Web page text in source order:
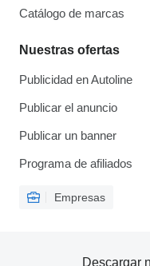
Catálogo de marcas
Nuestras ofertas
Publicidad en Autoline
Publicar el anuncio
Publicar un banner
Programa de afiliados
Empresas
Descargar